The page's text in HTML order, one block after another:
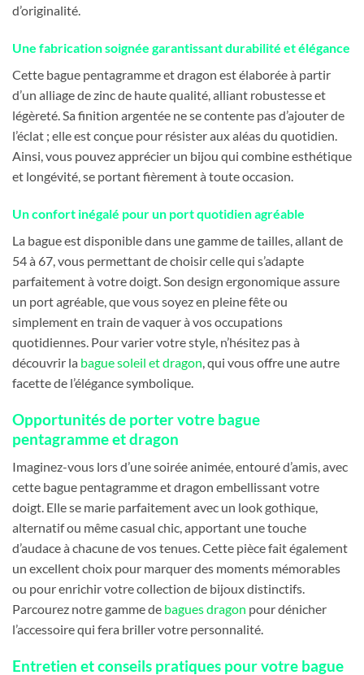
d’originalité.
Une fabrication soignée garantissant durabilité et élégance
Cette bague pentagramme et dragon est élaborée à partir
d’un alliage de zinc de haute qualité, alliant robustesse et
légèreté. Sa finition argentée ne se contente pas d’ajouter de
l’éclat ; elle est conçue pour résister aux aléas du quotidien.
Ainsi, vous pouvez apprécier un bijou qui combine esthétique
et longévité, se portant fièrement à toute occasion.
Un confort inégalé pour un port quotidien agréable
La bague est disponible dans une gamme de tailles, allant de
54 à 67, vous permettant de choisir celle qui s’adapte
parfaitement à votre doigt. Son design ergonomique assure
un port agréable, que vous soyez en pleine fête ou
simplement en train de vaquer à vos occupations
quotidiennes. Pour varier votre style, n’hésitez pas à
découvrir la bague soleil et dragon, qui vous offre une autre
facette de l’élégance symbolique.
Opportunités de porter votre bague
pentagramme et dragon
Imaginez-vous lors d’une soirée animée, entouré d’amis, avec
cette bague pentagramme et dragon embellissant votre
doigt. Elle se marie parfaitement avec un look gothique,
alternatif ou même casual chic, apportant une touche
d’audace à chacune de vos tenues. Cette pièce fait également
un excellent choix pour marquer des moments mémorables
ou pour enrichir votre collection de bijoux distinctifs.
Parcourez notre gamme de bagues dragon pour dénicher
l’accessoire qui fera briller votre personnalité.
Entretien et conseils pratiques pour votre bague